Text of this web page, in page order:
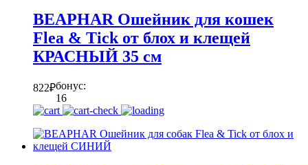
BEAPHAR Ошейник для кошек
Flea & Tick от блох и клещей
КРАСНЫЙ 35 см
822₽бонус:
16